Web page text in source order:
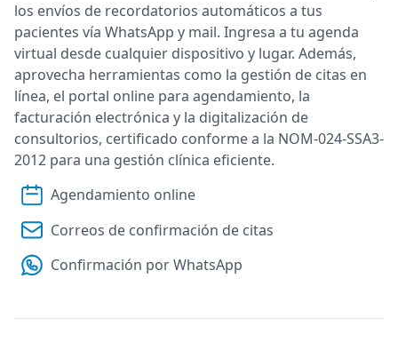
los envíos de recordatorios automáticos a tus
pacientes vía WhatsApp y mail. Ingresa a tu agenda
virtual desde cualquier dispositivo y lugar. Además,
aprovecha herramientas como la gestión de citas en
línea, el portal online para agendamiento, la
facturación electrónica y la digitalización de
consultorios, certificado conforme a la NOM-024-SSA3-
2012 para una gestión clínica eficiente.
Agendamiento online
Correos de confirmación de citas
Confirmación por WhatsApp